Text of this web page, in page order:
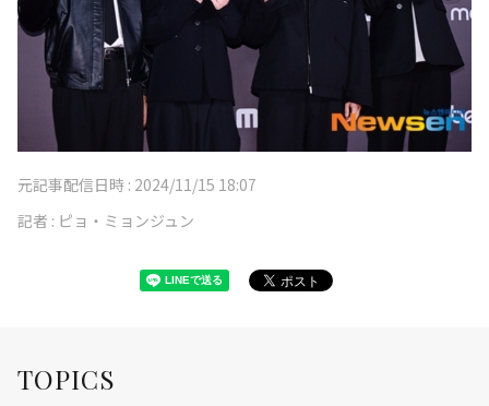
元記事配信日時 : 2024/11/15 18:07
記者 : ピョ・ミョンジュン
TOPICS